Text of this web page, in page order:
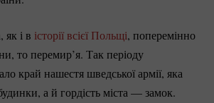
як і в історії всієї Польщі, поперемінно
то перемир’я. Так періоду
край нашестя шведської армії, яка
а й гордість міста — замок.